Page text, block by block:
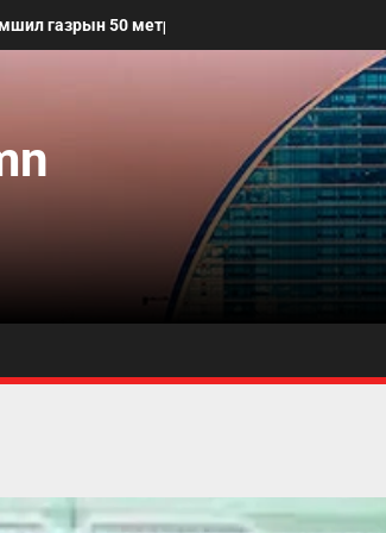
хүртэлх талбайг угааж, өнгө үзэмжийг